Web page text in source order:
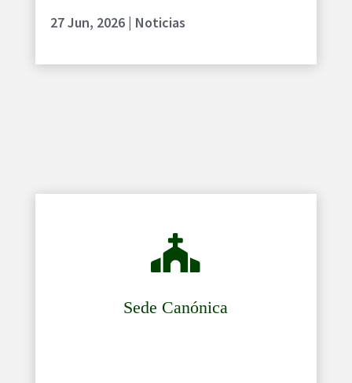
27 Jun, 2026| Noticias

Sede Canónica